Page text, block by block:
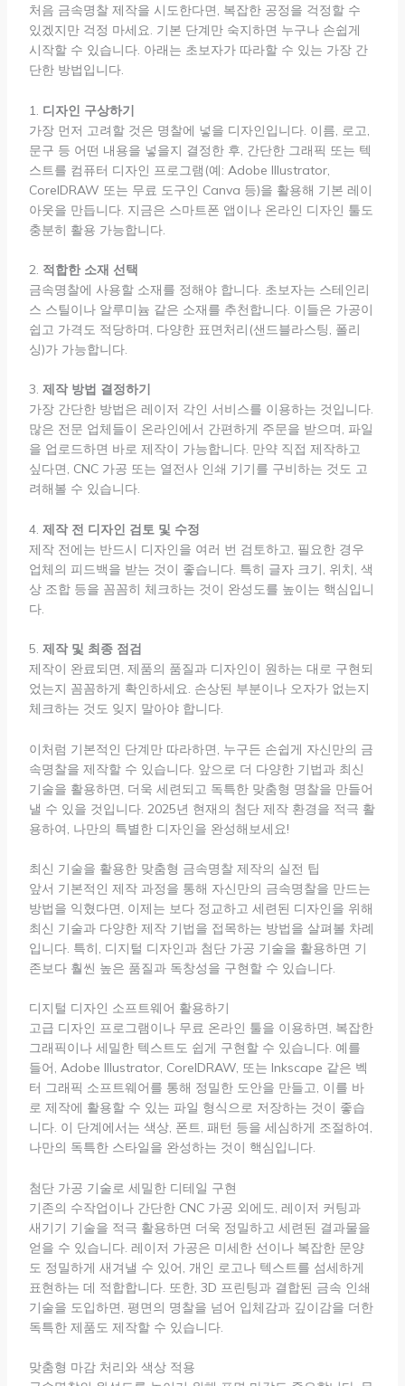
처음 금속명찰 제작을 시도한다면, 복잡한 공정을 걱정할 수
있겠지만 걱정 마세요. 기본 단계만 숙지하면 누구나 손쉽게
시작할 수 있습니다. 아래는 초보자가 따라할 수 있는 가장 간
단한 방법입니다.
1. 디자인 구상하기
가장 먼저 고려할 것은 명찰에 넣을 디자인입니다. 이름, 로고,
문구 등 어떤 내용을 넣을지 결정한 후, 간단한 그래픽 또는 텍
스트를 컴퓨터 디자인 프로그램(예: Adobe Illustrator,
CorelDRAW 또는 무료 도구인 Canva 등)을 활용해 기본 레이
아웃을 만듭니다. 지금은 스마트폰 앱이나 온라인 디자인 툴도
충분히 활용 가능합니다.
2. 적합한 소재 선택
금속명찰에 사용할 소재를 정해야 합니다. 초보자는 스테인리
스 스틸이나 알루미늄 같은 소재를 추천합니다. 이들은 가공이
쉽고 가격도 적당하며, 다양한 표면처리(샌드블라스팅, 폴리
싱)가 가능합니다.
3. 제작 방법 결정하기
가장 간단한 방법은 레이저 각인 서비스를 이용하는 것입니다.
많은 전문 업체들이 온라인에서 간편하게 주문을 받으며, 파일
을 업로드하면 바로 제작이 가능합니다. 만약 직접 제작하고
싶다면, CNC 가공 또는 열전사 인쇄 기기를 구비하는 것도 고
려해볼 수 있습니다.
4. 제작 전 디자인 검토 및 수정
제작 전에는 반드시 디자인을 여러 번 검토하고, 필요한 경우
업체의 피드백을 받는 것이 좋습니다. 특히 글자 크기, 위치, 색
상 조합 등을 꼼꼼히 체크하는 것이 완성도를 높이는 핵심입니
다.
5. 제작 및 최종 점검
제작이 완료되면, 제품의 품질과 디자인이 원하는 대로 구현되
었는지 꼼꼼하게 확인하세요. 손상된 부분이나 오자가 없는지
체크하는 것도 잊지 말아야 합니다.
이처럼 기본적인 단계만 따라하면, 누구든 손쉽게 자신만의 금
속명찰을 제작할 수 있습니다. 앞으로 더 다양한 기법과 최신
기술을 활용하면, 더욱 세련되고 독특한 맞춤형 명찰을 만들어
낼 수 있을 것입니다. 2025년 현재의 첨단 제작 환경을 적극 활
용하여, 나만의 특별한 디자인을 완성해보세요!
최신 기술을 활용한 맞춤형 금속명찰 제작의 실전 팁
앞서 기본적인 제작 과정을 통해 자신만의 금속명찰을 만드는
방법을 익혔다면, 이제는 보다 정교하고 세련된 디자인을 위해
최신 기술과 다양한 제작 기법을 접목하는 방법을 살펴볼 차례
입니다. 특히, 디지털 디자인과 첨단 가공 기술을 활용하면 기
존보다 훨씬 높은 품질과 독창성을 구현할 수 있습니다.
디지털 디자인 소프트웨어 활용하기
고급 디자인 프로그램이나 무료 온라인 툴을 이용하면, 복잡한
그래픽이나 세밀한 텍스트도 쉽게 구현할 수 있습니다. 예를
들어, Adobe Illustrator, CorelDRAW, 또는 Inkscape 같은 벡
터 그래픽 소프트웨어를 통해 정밀한 도안을 만들고, 이를 바
로 제작에 활용할 수 있는 파일 형식으로 저장하는 것이 좋습
니다. 이 단계에서는 색상, 폰트, 패턴 등을 세심하게 조절하여,
나만의 독특한 스타일을 완성하는 것이 핵심입니다.
첨단 가공 기술로 세밀한 디테일 구현
기존의 수작업이나 간단한 CNC 가공 외에도, 레이저 커팅과
새기기 기술을 적극 활용하면 더욱 정밀하고 세련된 결과물을
얻을 수 있습니다. 레이저 가공은 미세한 선이나 복잡한 문양
도 정밀하게 새겨낼 수 있어, 개인 로고나 텍스트를 섬세하게
표현하는 데 적합합니다. 또한, 3D 프린팅과 결합된 금속 인쇄
기술을 도입하면, 평면의 명찰을 넘어 입체감과 깊이감을 더한
독특한 제품도 제작할 수 있습니다.
맞춤형 마감 처리와 색상 적용